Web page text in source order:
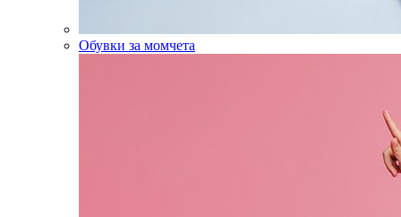
Обувки за момчета